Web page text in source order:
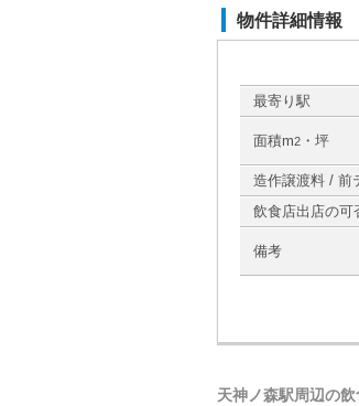
物件詳細情報
最寄り駅
面積m2 ・坪
造作譲渡料 / 前
飲食店出店の可
備考
天神ノ森駅周辺の